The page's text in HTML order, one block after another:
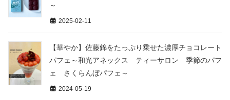
～
2025-02-11
【華やか】佐藤錦をたっぷり乗せた濃厚チョコレート
パフェ～和光アネックス ティーサロン 季節のパフ
ェ さくらんぼパフェ～
2024-05-19